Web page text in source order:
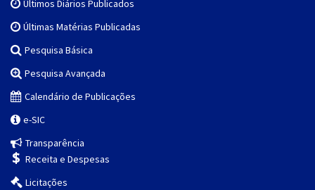
Últimos Diários Publicados
Últimas Matérias Publicadas
Pesquisa Básica
Pesquisa Avançada
Calendário de Publicações
e-SIC
Transparência
Receita e Despesas
Licitações